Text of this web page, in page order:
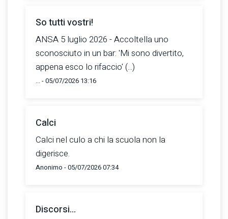
So tutti vostri!
ANSA 5 luglio 2026 - Accoltella uno
sconosciuto in un bar: 'Mi sono divertito,
appena esco lo rifaccio' (...)
... - 05/07/2026 13:16
Calci
Calci nel culo a chi la scuola non la
digerisce.
Anonimo - 05/07/2026 07:34
Discorsi...